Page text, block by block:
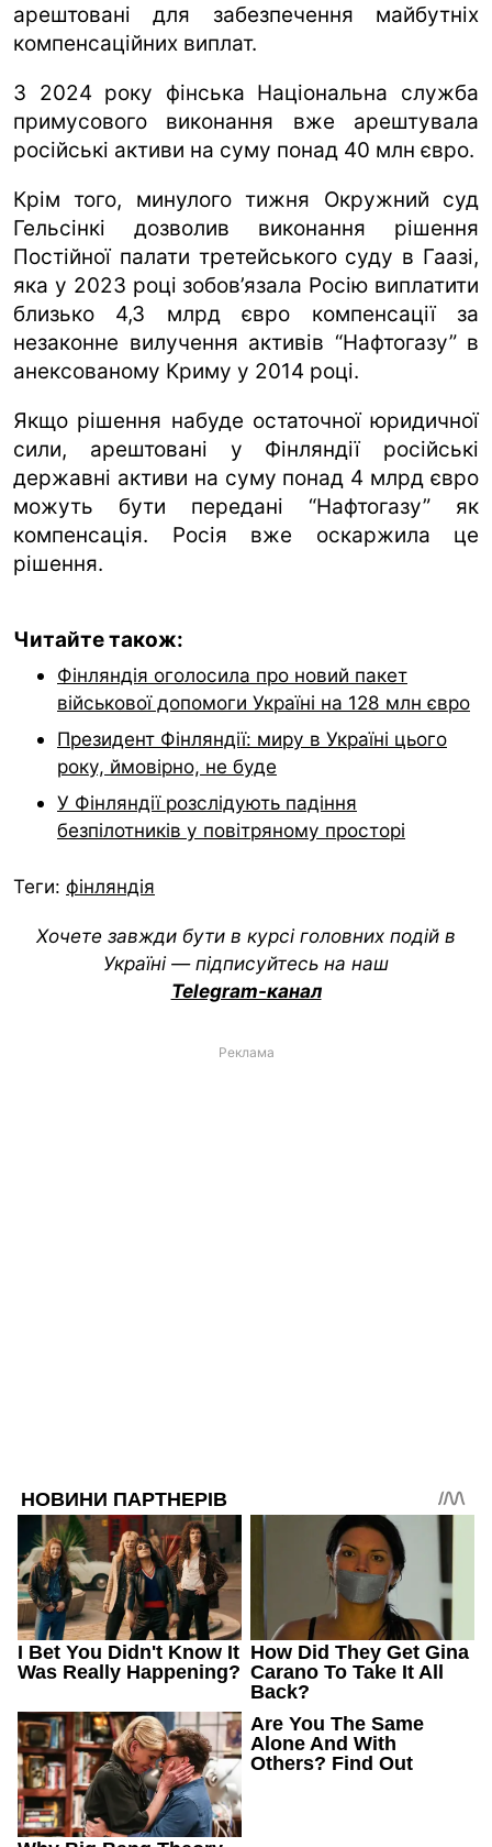
арештовані для забезпечення майбутніх
компенсаційних виплат.
З 2024 року фінська Національна служба
примусового виконання вже арештувала
російські активи на суму понад 40 млн євро.
Крім того, минулого тижня Окружний суд
Гельсінкі дозволив виконання рішення
Постійної палати третейського суду в Гаазі,
яка у 2023 році зобов’язала Росію виплатити
близько 4,3 млрд євро компенсації за
незаконне вилучення активів “Нафтогазу” в
анексованому Криму у 2014 році.
Якщо рішення набуде остаточної юридичної
сили, арештовані у Фінляндії російські
державні активи на суму понад 4 млрд євро
можуть бути передані “Нафтогазу” як
компенсація. Росія вже оскаржила це
рішення.
Читайте також:
Фінляндія оголосила про новий пакет
військової допомоги Україні на 128 млн євро
Президент Фінляндії: миру в Україні цього
року, ймовірно, не буде
У Фінляндії розслідують падіння
безпілотників у повітряному просторі
Теги: фінляндія
Хочете завжди бути в курсі головних подій в
Україні — підписуйтесь на наш
Telegram-канал
Реклама